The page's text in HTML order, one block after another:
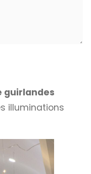
guirlandes
illuminations